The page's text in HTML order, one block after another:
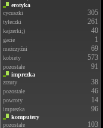
erotyka
cycuszki
305
tyłeczki 261
kajzerki;) 40
gacie 1
meżczyźni 69
kobiety 573
pozostałe 91
imprezka
zrzuty
38
pozostałe 46
powroty 14
imprezka 96
komputery
pozostałe
103